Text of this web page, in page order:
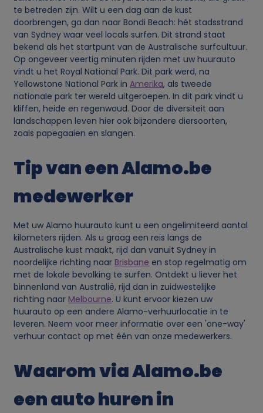
te betreden zijn. Wilt u een dag aan de kust
doorbrengen, ga dan naar Bondi Beach: hét stadsstrand
van Sydney waar veel locals surfen. Dit strand staat
bekend als het startpunt van de Australische surfcultuur.
Op ongeveer veertig minuten rijden met uw huurauto
vindt u het Royal National Park. Dit park werd, na
Yellowstone National Park inAmerika, als tweede
nationale park ter wereld uitgeroepen. In dit park vindt u
kliffen, heide en regenwoud. Door de diversiteit aan
landschappen leven hier ook bijzondere diersoorten,
zoals papegaaien en slangen.
Tip van een Alamo.be
medewerker
Met uw Alamo huurauto kunt u een ongelimiteerd aantal
kilometers rijden. Als u graag een reis langs de
Australische kust maakt, rijd dan vanuit Sydney in
noordelijke richting naar Brisbane en stop regelmatig om
met de lokale bevolking te surfen. Ontdekt u liever het
binnenland van Australië, rijd dan in zuidwestelijke
richting naar Melbourne. U kunt ervoor kiezen uw
huurauto op een andere Alamo-verhuurlocatie in te
leveren. Neem voor meer informatie over een 'one-way'
verhuur contact op met één van onze medewerkers.
Waarom via Alamo.be
een auto huren in